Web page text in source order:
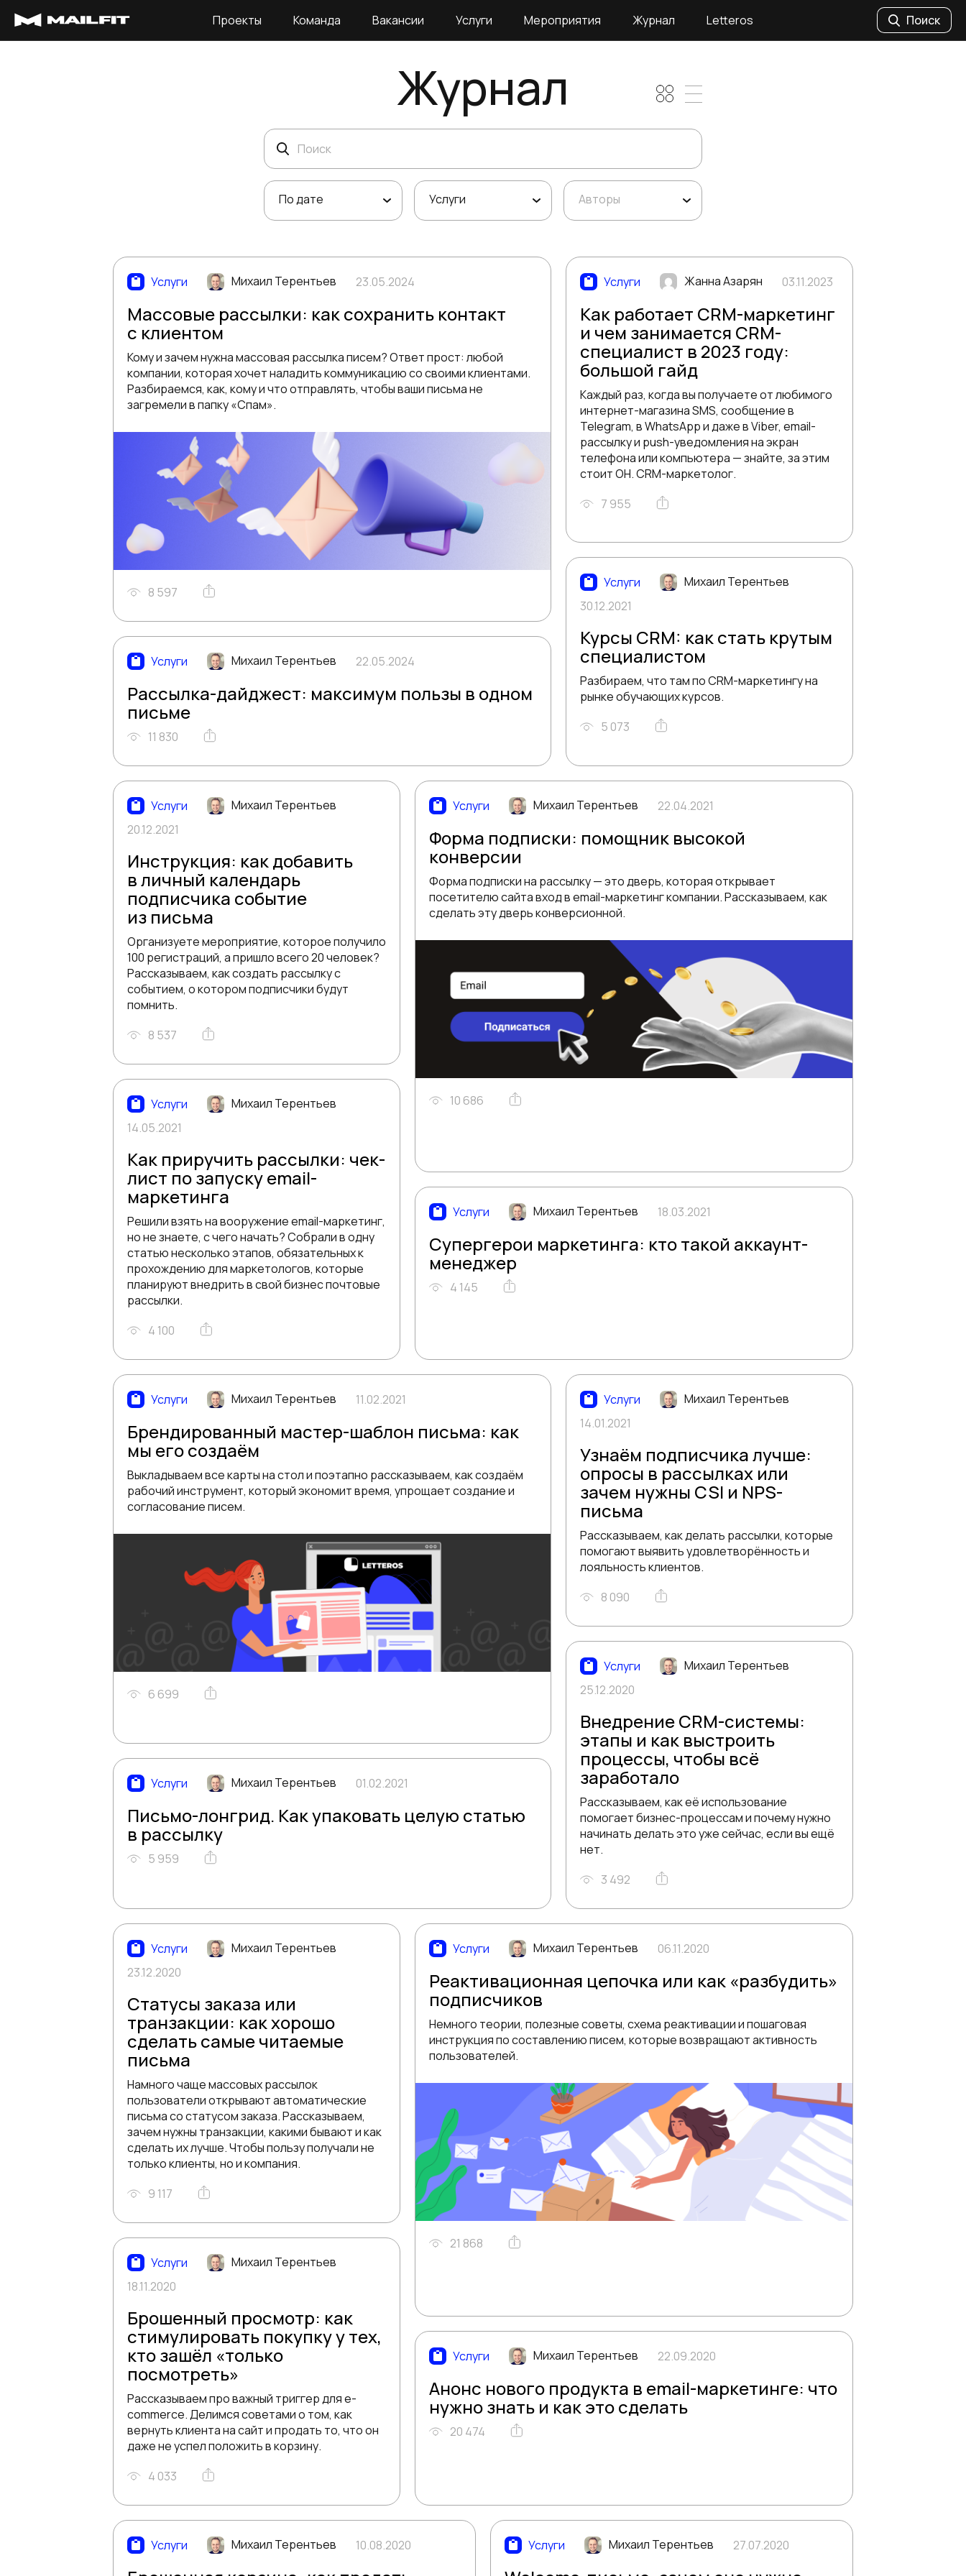
Проекты Команда Вакансии Услуги Мероприятия Журнал Letteros Поиск
Журнал
Поиск
По дате Услуги Авторы
Услуги Михаил Терентьев 23.05.2024
Массовые рассылки: как сохранить контакт
с клиентом
Кому и зачем нужна массовая рассылка писем? Ответ прост: любой
компании, которая хочет наладить коммуникацию со своими клиентами.
Разбираемся, как, кому и что отправлять, чтобы ваши письма не
загремели в папку «Спам».
8 597
Услуги Михаил Терентьев 22.05.2024
Рассылка-дайджест: максимум пользы в одном
письме
11 830
Услуги Жанна Азарян 03.11.2023
Как работает CRM-маркетинг
и чем занимается CRM-
специалист в 2023 году:
большой гайд
Каждый раз, когда вы получаете от любимого
интернет-магазина SMS, сообщение в
Telegram, в WhatsApp и даже в Viber, email-
рассылку и push-уведомления на экран
телефона или компьютера — знайте, за этим
стоит ОН. CRM-маркетолог.
7 955
Услуги
Михаил Терентьев
30.12.2021
Курсы CRM: как стать крутым
специалистом
Разбираем, что там по CRM-маркетингу на
рынке обучающих курсов.
5 073
Услуги
Михаил Терентьев
20.12.2021
Инструкция: как добавить
в личный календарь
подписчика событие
из письма
Организуете мероприятие, которое получило
100 регистраций, а пришло всего 20 человек?
Рассказываем, как создать рассылку с
событием, о котором подписчики будут
помнить.
8 537
Услуги
Михаил Терентьев
14.05.2021
Как приручить рассылки: чек-
лист по запуску email-
маркетинга
Решили взять на вооружение email-маркетинг,
но не знаете, с чего начать? Собрали в одну
статью несколько этапов, обязательных к
прохождению для маркетологов, которые
планируют внедрить в свой бизнес почтовые
рассылки.
4 100
Услуги Михаил Терентьев 22.04.2021
Форма подписки: помощник высокой
конверсии
Форма подписки на рассылку — это дверь, которая открывает
посетителю сайта вход в email-маркетинг компании. Рассказываем, как
сделать эту дверь конверсионной.
10 686
Услуги Михаил Терентьев 18.03.2021
Супергерои маркетинга: кто такой аккаунт-
менеджер
4 145
Услуги Михаил Терентьев 11.02.2021
Брендированный мастер-шаблон письма: как
мы его создаём
Выкладываем все карты на стол и поэтапно рассказываем, как создаём
рабочий инструмент, который экономит время, упрощает создание и
согласование писем.
6 699
Услуги Михаил Терентьев 01.02.2021
Письмо-лонгрид. Как упаковать целую статью
в рассылку
5 959
Услуги
Михаил Терентьев
14.01.2021
Узнаём подписчика лучше:
опросы в рассылках или
зачем нужны CSI и NPS-
письма
Рассказываем, как делать рассылки, которые
помогают выявить удовлетворённость и
лояльность клиентов.
8 090
Услуги
Михаил Терентьев
25.12.2020
Внедрение CRM-системы:
этапы и как выстроить
процессы, чтобы всё
заработало
Рассказываем, как её использование
помогает бизнес-процессам и почему нужно
начинать делать это уже сейчас, если вы ещё
нет.
3 492
Услуги
Михаил Терентьев
23.12.2020
Статусы заказа или
транзакции: как хорошо
сделать самые читаемые
письма
Намного чаще массовых рассылок
пользователи открывают автоматические
письма со статусом заказа. Рассказываем,
зачем нужны транзакции, какими бывают и как
сделать их лучше. Чтобы пользу получали не
только клиенты, но и компания.
9 117
Услуги
Михаил Терентьев
18.11.2020
Брошенный просмотр: как
стимулировать покупку у тех,
кто зашёл «только
посмотреть»
Рассказываем про важный триггер для e-
commerce. Делимся советами о том, как
вернуть клиента на сайт и продать то, что он
даже не успел положить в корзину.
4 033
Услуги Михаил Терентьев 06.11.2020
Реактивационная цепочка или как «разбудить»
подписчиков
Немного теории, полезные советы, схема реактивации и пошаговая
инструкция по составлению писем, которые возвращают активность
пользователей.
21 868
Услуги Михаил Терентьев 22.09.2020
Анонс нового продукта в email-маркетинге: что
нужно знать и как это сделать
20 474
Услуги Михаил Терентьев 10.08.2020 Услуги Михаил Терентьев 27.07.2020